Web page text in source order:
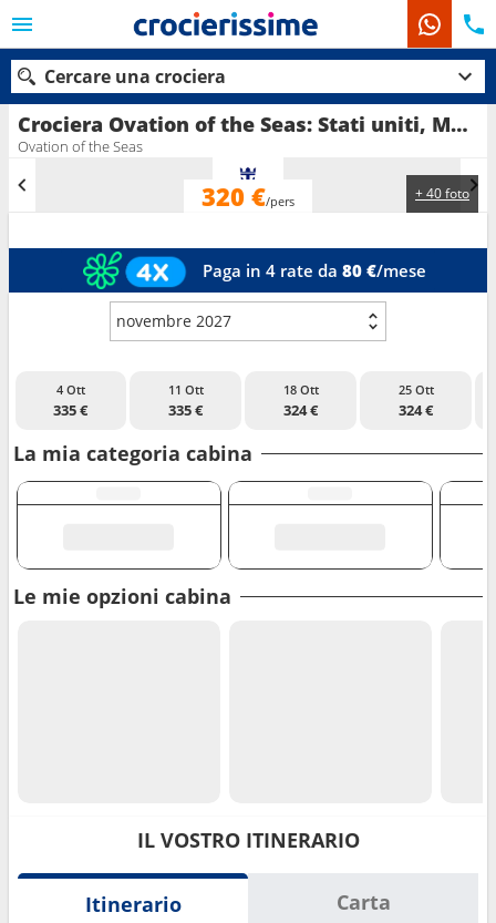
Crociera Ovation of the Seas: Stati uniti, Messico in partenza da Los Angeles
Ovation of the Seas
+ 40 foto
320 €/pers
Paga in 4 rate da 80 €/mese
novembre 2027
4 Ott
335 €
11 Ott
335 €
18 Ott
324 €
25 Ott
324 €
La mia categoria cabina
Le mie opzioni cabina
IL VOSTRO ITINERARIO
Itinerario Carta
Cercare una crociera
Le nostre destinazioni
Mesi di partenza
Porti Compagnie